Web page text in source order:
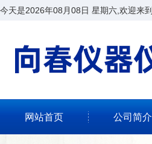
今天是2026年08月08日 星期六,欢迎来到
网站首页 公司简介